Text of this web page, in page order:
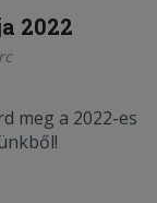
2022
meg a 2022-es